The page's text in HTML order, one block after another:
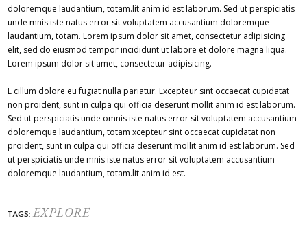
doloremque laudantium, totam.lit anim id est laborum. Sed ut perspiciatis
unde mnis iste natus error sit voluptatem accusantium doloremque
laudantium, totam. Lorem ipsum dolor sit amet, consectetur adipisicing
elit, sed do eiusmod tempor incididunt ut labore et dolore magna liqua.
Lorem ipsum dolor sit amet, consectetur adipisicing.
E cillum dolore eu fugiat nulla pariatur. Excepteur sint occaecat cupidatat
non proident, sunt in culpa qui officia deserunt mollit anim id est laborum.
Sed ut perspiciatis unde omnis iste natus error sit voluptatem accusantium
doloremque laudantium, totam xcepteur sint occaecat cupidatat non
proident, sunt in culpa qui officia deserunt mollit anim id est laborum. Sed
ut perspiciatis unde mnis iste natus error sit voluptatem accusantium
doloremque laudantium, totam.lit anim id est.
TAGS: EXPLORE